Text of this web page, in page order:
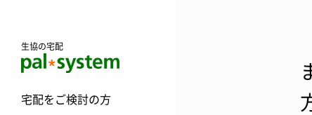
生協の宅配
宅配をご検討の方